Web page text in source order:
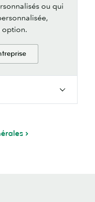
ou qui
option.